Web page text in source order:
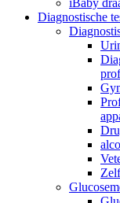
Diagnostische